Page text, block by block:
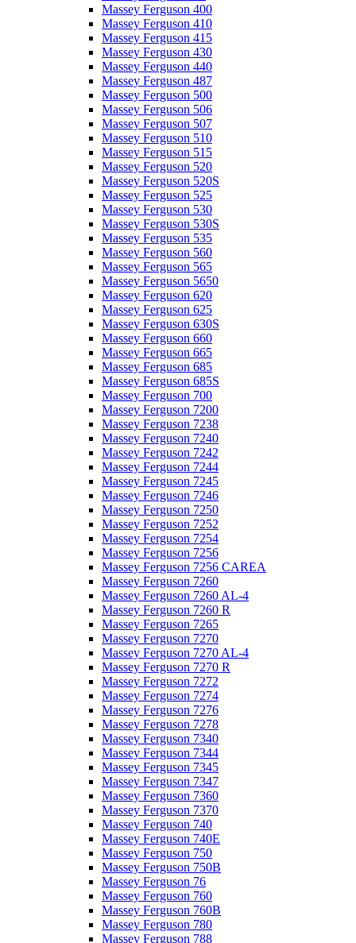
Massey Ferguson 400
Massey Ferguson 410
Massey Ferguson 415
Massey Ferguson 430
Massey Ferguson 440
Massey Ferguson 487
Massey Ferguson 500
Massey Ferguson 506
Massey Ferguson 507
Massey Ferguson 510
Massey Ferguson 515
Massey Ferguson 520
Massey Ferguson 520S
Massey Ferguson 525
Massey Ferguson 530
Massey Ferguson 530S
Massey Ferguson 535
Massey Ferguson 560
Massey Ferguson 565
Massey Ferguson 5650
Massey Ferguson 620
Massey Ferguson 625
Massey Ferguson 630S
Massey Ferguson 660
Massey Ferguson 665
Massey Ferguson 685
Massey Ferguson 685S
Massey Ferguson 700
Massey Ferguson 7200
Massey Ferguson 7238
Massey Ferguson 7240
Massey Ferguson 7242
Massey Ferguson 7244
Massey Ferguson 7245
Massey Ferguson 7246
Massey Ferguson 7250
Massey Ferguson 7252
Massey Ferguson 7254
Massey Ferguson 7256
Massey Ferguson 7256 CAREA
Massey Ferguson 7260
Massey Ferguson 7260 AL-4
Massey Ferguson 7260 R
Massey Ferguson 7265
Massey Ferguson 7270
Massey Ferguson 7270 AL-4
Massey Ferguson 7270 R
Massey Ferguson 7272
Massey Ferguson 7274
Massey Ferguson 7276
Massey Ferguson 7278
Massey Ferguson 7340
Massey Ferguson 7344
Massey Ferguson 7345
Massey Ferguson 7347
Massey Ferguson 7360
Massey Ferguson 7370
Massey Ferguson 740
Massey Ferguson 740E
Massey Ferguson 750
Massey Ferguson 750B
Massey Ferguson 76
Massey Ferguson 760
Massey Ferguson 760B
Massey Ferguson 780
Massey Ferguson 788